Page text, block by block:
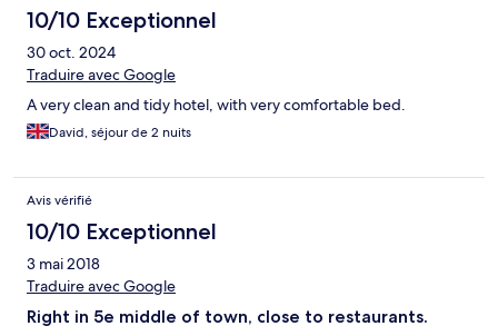
10/10 Exceptionnel
30 oct. 2024
Traduire avec Google
A very clean and tidy hotel, with very comfortable bed.
David, séjour de 2 nuits
Avis vérifié
10/10 Exceptionnel
3 mai 2018
Traduire avec Google
Right in 5e middle of town, close to restaurants.